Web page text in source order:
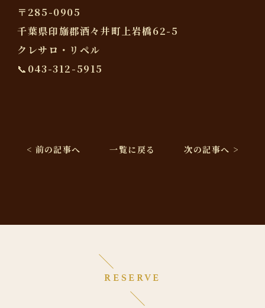
〒285-0905
千葉県印旛郡酒々井町上岩橋62-5
クレサロ・リペル
📞043-312-5915
< 前の記事へ 一覧に戻る 次の記事へ >
RESERVE